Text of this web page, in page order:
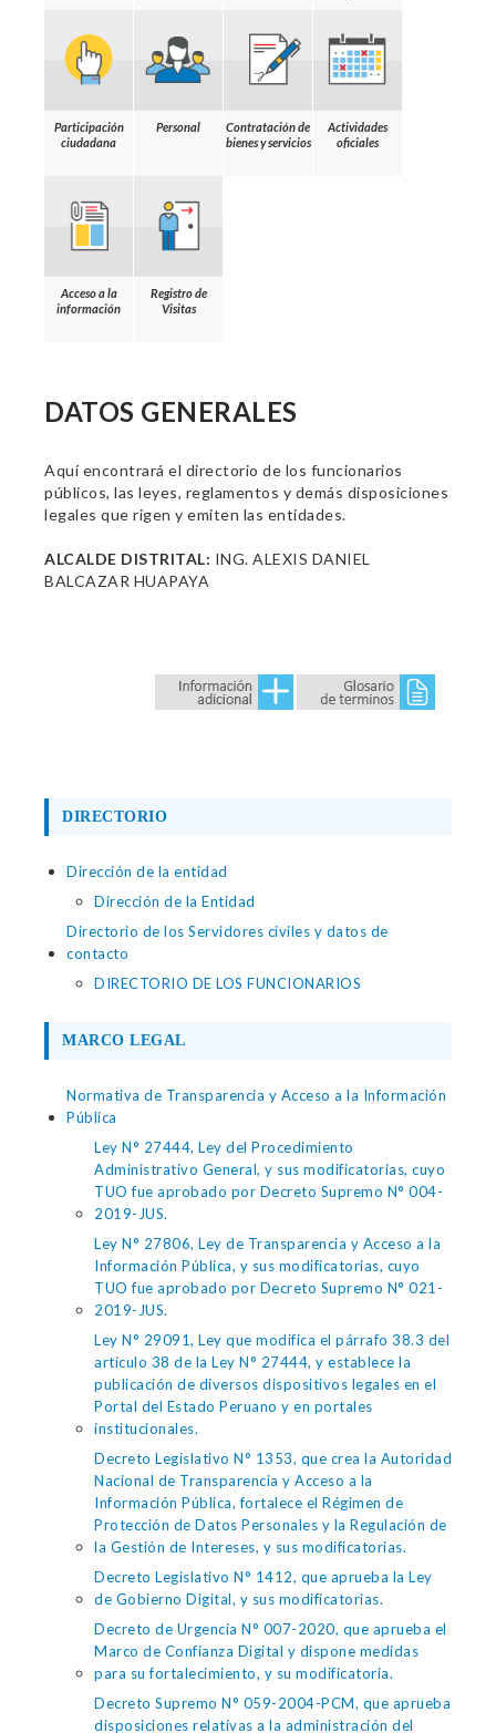
Participación
ciudadana
Personal
Contratación de
bienes y servicios
Actividades
oficiales
Acceso a la
información
Registro de
Visitas
DATOS GENERALES
Aquí encontrará el directorio de los funcionarios
públicos, las leyes, reglamentos y demás disposiciones
legales que rigen y emiten las entidades.
ALCALDE DISTRITAL: ING. ALEXIS DANIEL
BALCAZAR HUAPAYA
DIRECTORIO
Dirección de la entidad
Dirección de la Entidad
Directorio de los Servidores civiles y datos de
contacto
DIRECTORIO DE LOS FUNCIONARIOS
MARCO LEGAL
Normativa de Transparencia y Acceso a la Información
Pública
Ley N° 27444, Ley del Procedimiento
Administrativo General, y sus modificatorias, cuyo
TUO fue aprobado por Decreto Supremo N° 004-
2019-JUS.
Ley N° 27806, Ley de Transparencia y Acceso a la
Información Pública, y sus modificatorias, cuyo
TUO fue aprobado por Decreto Supremo N° 021-
2019-JUS.
Ley N° 29091, Ley que modifica el párrafo 38.3 del
artículo 38 de la Ley N° 27444, y establece la
publicación de diversos dispositivos legales en el
Portal del Estado Peruano y en portales
institucionales.
Decreto Legislativo N° 1353, que crea la Autoridad
Nacional de Transparencia y Acceso a la
Información Pública, fortalece el Régimen de
Protección de Datos Personales y la Regulación de
la Gestión de Intereses, y sus modificatorias.
Decreto Legislativo N° 1412, que aprueba la Ley
de Gobierno Digital, y sus modificatorias.
Decreto de Urgencia N° 007-2020, que aprueba el
Marco de Confianza Digital y dispone medidas
para su fortalecimiento, y su modificatoria.
Decreto Supremo N° 059-2004-PCM, que aprueba
disposiciones relativas a la administración del